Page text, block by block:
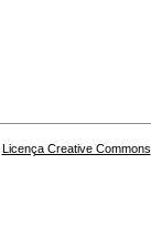
Licença Creative Commons